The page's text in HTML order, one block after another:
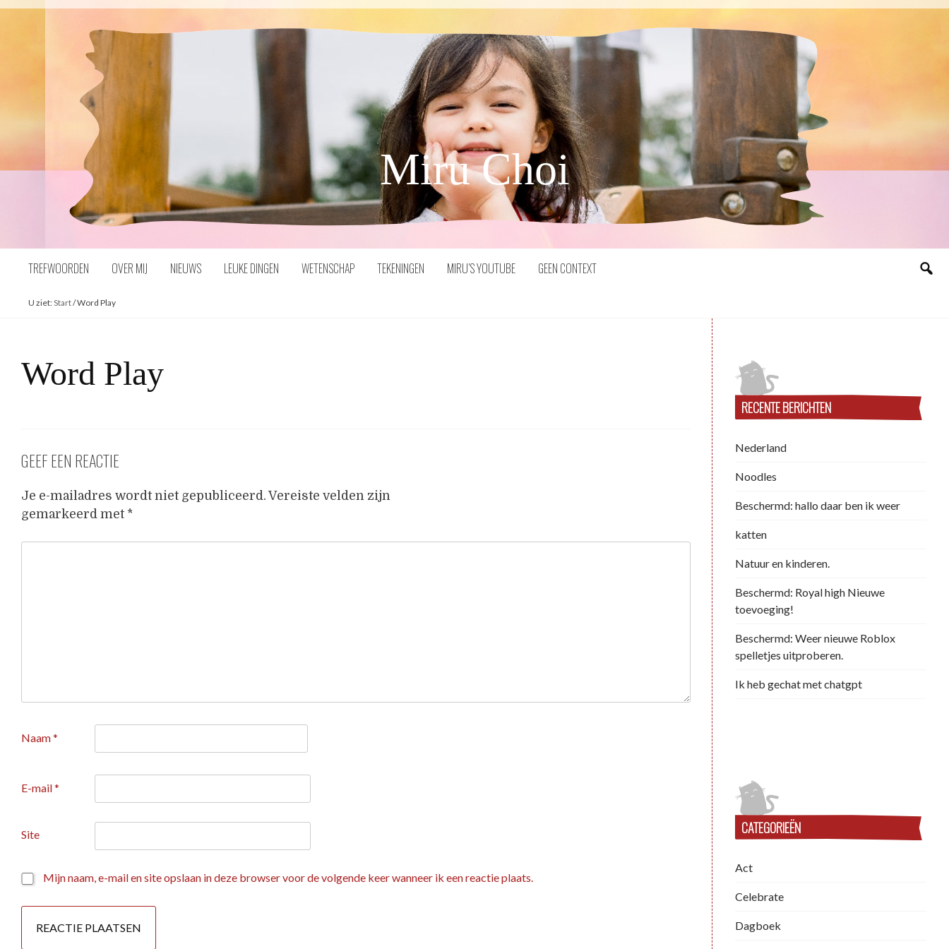
Naar
Miru Choi
TREFWOORDEN OVER MIJ NIEUWS LEUKE DINGEN WETENSCHAP TEKENINGEN MIRU’S YOUTUBE GEEN CONTEXT
U ziet:Start/Word Play
Word Play
GEEF EEN REACTIE
Je e-mailadres wordt niet gepubliceerd. Vereiste velden zijn
gemarkeerd met *
Naam*
E-mail*
Site
Mijn naam, e-mail en site opslaan in deze browser voor de volgende keer wanneer ik een reactie plaats.
RECENTE BERICHTEN
Nederland
Noodles
Beschermd: hallo daar ben ik weer
katten
Natuur en kinderen.
Beschermd: Royal high Nieuwe
toevoeging!
Beschermd: Weer nieuwe Roblox
spelletjes uitproberen.
Ik heb gechat met chatgpt
CATEGORIEËN
Act
Celebrate
Dagboek